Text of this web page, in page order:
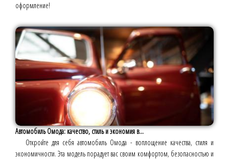
оформление!
Автомобиль Омода: качество, стиль и экономия в...
Откройте для себя автомобиль Омода - воплощение качества, стиля и
экономичности. Эта модель порадует вас своим комфортом, безопасностью и